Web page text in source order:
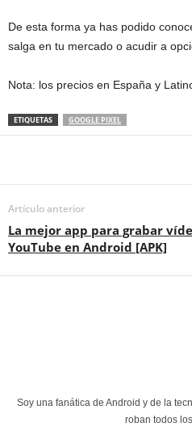
De esta forma ya has podido
salga en tu mercado o acudir a
Nota: los precios en España y
ETIQUETAS GOOGLE PIXEL
Artículo anterior
La mejor app para grabar
YouTube en Android [APK]
Soy una fanática de Android y de la
roban todos